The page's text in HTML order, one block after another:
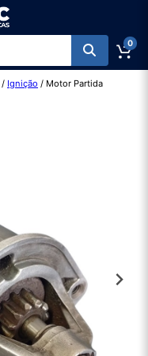
0
/ Ignição / Motor Partida